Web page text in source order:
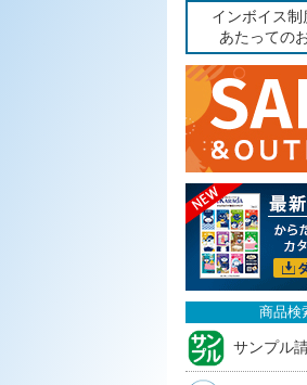
インボイス制
あたっての
商品検
サンプル